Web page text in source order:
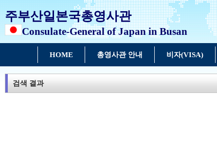
주부산일본국총영사관
Consulate-General of Japan in Busan
HOME 총영사관 안내 비자(VISA)
검색 결과